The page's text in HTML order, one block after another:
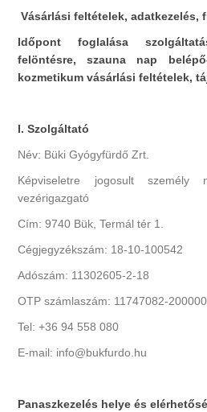
Vásárlási feltételek, adatkezelés,
Időpont foglalása
felöntésre, szauna nap
kozmetikum vásárlási feltételek,
I. Szolgáltató
Név: Büki Gyógyfürdő Zrt.
Képviseletre jogosult
vezérigazgató
Cím: 9740 Bük, Termál tér 1.
Cégjegyzékszám: 18-10-100542
Adószám: 11302605-2-18
OTP számlaszám: 11747082-
Tel: +36 94 558 080
E-mail: info@bukfurdo.hu
Panaszkezelés helye és